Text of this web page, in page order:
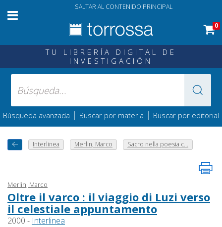
SALTAR AL CONTENIDO PRINCIPAL
0
TU LIBRERÍA DIGITAL DE
INVESTIGACIÓN
Búsqueda avanzada | Buscar por materia | Buscar por editorial
Interlinea Merlin, Marco Sacro nella poesia c...
Merlin, Marco
Oltre il varco : il viaggio di Luzi verso
il celestiale appuntamento
2000 - Interlinea